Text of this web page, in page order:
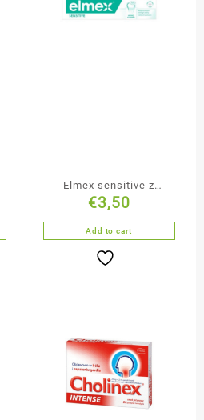
Elmex sensitive z
aminofluorkiem pasta do
zębów 75 ml
€3,50
Add to cart